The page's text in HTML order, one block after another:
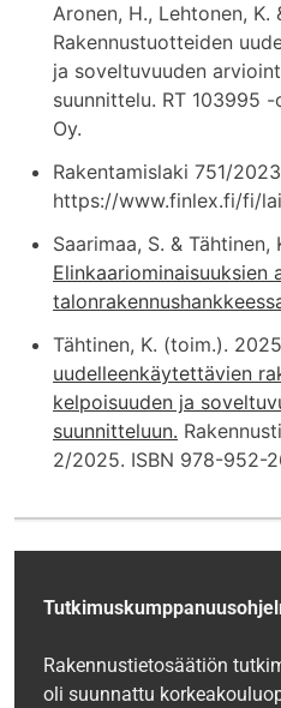
Aronen, H., Lehtonen, K.
Rakennustuotteiden
ja soveltuvuuden
suunnittelu. RT 103995
Oy.
Rakentamislaki 751/
https://www.finlex.fi/fi/
Saarimaa, S. &
Tähtinen, K. (toim.).
uudelleenkäytettävien
kelpoisuuden ja
suunnitteluun.
2/2025. ISBN 978-952-
Rakennustietosäätiön
oli suunnattu